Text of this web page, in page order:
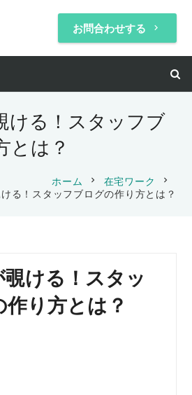
お問合わせする keyboard_arrow_right
ける！スタッフブ
とは？
ホーム chevron_right 在宅ワーク chevron_right
る！スタッフブログの作り方とは？
ける！スタッ
り方とは？